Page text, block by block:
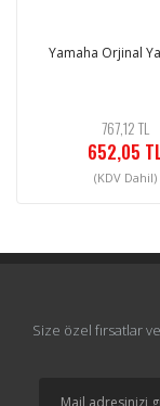
Yamaha Orjinal
767,12 TL
652,05
(KDV Dahil)
Size özel fırsatlar